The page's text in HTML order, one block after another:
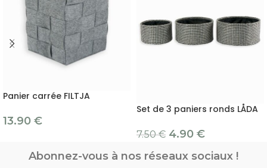
Panier carrée FILTJA
13.90 €
Set de 3 paniers ronds LÅDA
7.50€ 4.90 €
Abonnez-vous à nos réseaux sociaux !